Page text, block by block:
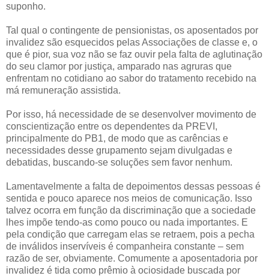
suponho.
Tal qual o contingente de pensionistas, os aposentados por
invalidez são esquecidos pelas Associações de classe e, o
que é pior, sua voz não se faz ouvir pela falta de aglutinação
do seu clamor por justiça, amparado nas agruras que
enfrentam no cotidiano ao sabor do tratamento recebido na
má remuneração assistida.
Por isso, há necessidade de se desenvolver movimento de
conscientização entre os dependentes da PREVI,
principalmente do PB1, de modo que as carências e
necessidades desse grupamento sejam divulgadas e
debatidas, buscando-se soluções sem favor nenhum.
Lamentavelmente a falta de depoimentos dessas pessoas é
sentida e pouco aparece nos meios de comunicação. Isso
talvez ocorra em função da discriminação que a sociedade
lhes impõe tendo-as como pouco ou nada importantes. E
pela condição que carregam elas se retraem, pois a pecha
de inválidos inservíveis é companheira constante – sem
razão de ser, obviamente. Comumente a aposentadoria por
invalidez é tida como prêmio à ociosidade buscada por